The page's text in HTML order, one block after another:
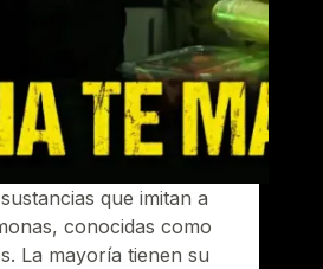
que imitan a
conocidas como
La mayoría tienen su